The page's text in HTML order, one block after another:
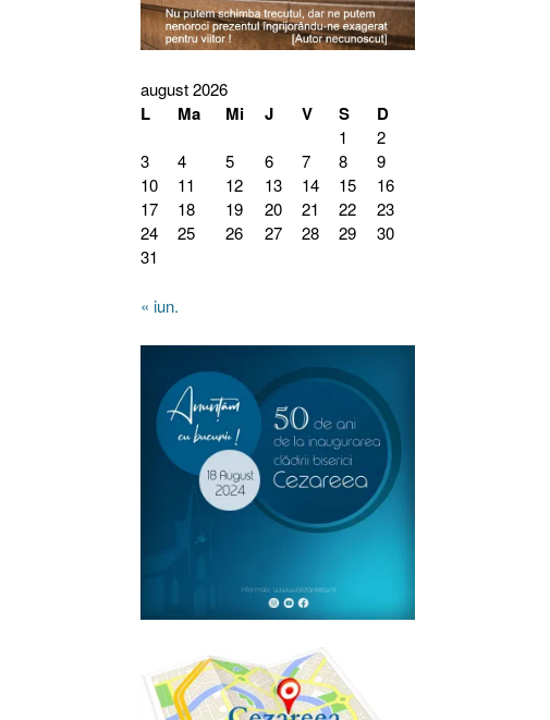
august 2026
L Ma Mi J V S D
1
2
3
4 5 6 7 8
9
10
11 12 13 14 15
16
17
18 19 20 21 22
23
24
25 26 27 28 29
30
31
« iun.